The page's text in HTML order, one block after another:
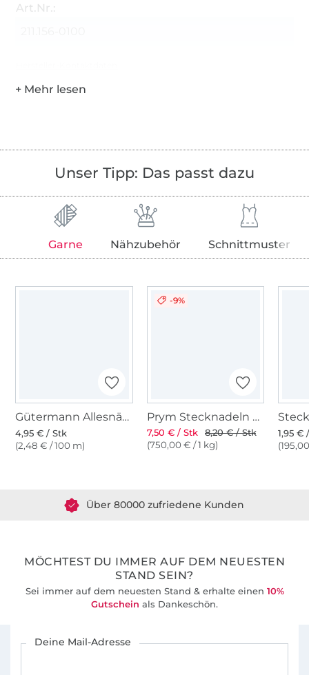
Art.Nr.:
Unser Tipp: Das passt dazu
Garne Nähzubehör Schnittmuster
Gütermann Allesnäher (264) olivgrün
4,95 € / Stk
(2,48 € / 100 m)
-9%
Prym Stecknadeln mit Griff
7,50 € / Stk
8,20 € / Stk
(750,00 € / 1 kg)
1,95 €
MÖCHTEST DU IMMER AUF DEM NEUESTEN
STAND SEIN?
Sei immer auf dem neuesten Stand & erhalte einen 10%
Gutschein als Dankeschön.
Deine Mail-Adresse